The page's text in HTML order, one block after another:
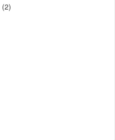
(2)